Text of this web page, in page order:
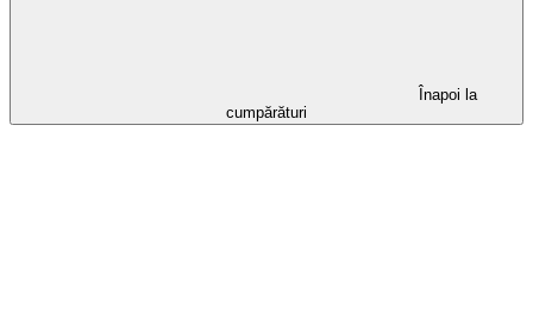
Înapoi la
cumpărături